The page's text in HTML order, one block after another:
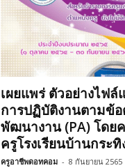
เผยแพร่ ตัวอย่างไฟล์
การปฏิบัติงานตามข้อ
พัฒนางาน (PA) โดย
ครูโรงเรียนบ้านกระทิ
ครูอาชีพดอทคอม - 8 กันยายน 2565